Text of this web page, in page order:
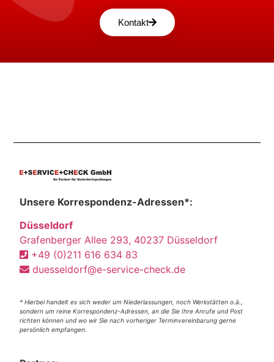
Kontakt
Unsere Korrespondenz-Adressen*:
Düsseldorf
Grafenberger Allee 293, 40237 Düsseldorf
+49 (0)211 616 634 83
duesseldorf@e-service-check.de
* Hierbei handelt es sich weder um Niederlassungen, noch Werkstätten o.ä.,
sondern um reine Korrespondenz-Adressen, an die Sie Ihre Anrufe und Post
richten können und wo wir Sie nach vorheriger Terminvereinbarung gerne
persönlich empfangen.